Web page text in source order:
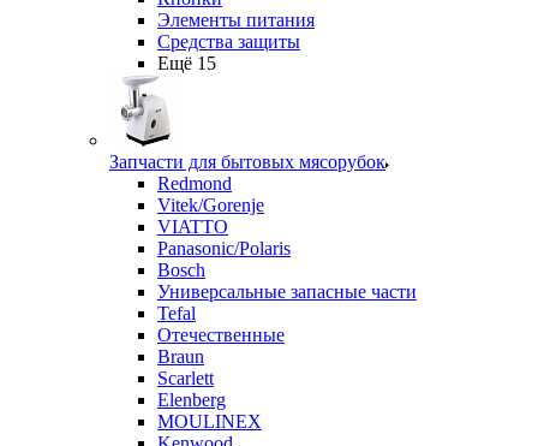
Элементы питания
Средства защиты
Ещё 15
Запчасти для бытовых мясорубок
Redmond
Vitek/Gorenje
VIATTO
Panasonic/Polaris
Bosch
Универсальные запасные части
Tefal
Отечественные
Braun
Scarlett
Elenberg
MOULINEX